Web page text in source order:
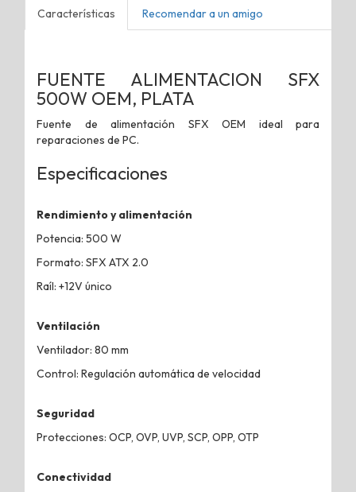
Características Recomendar a un amigo
FUENTE ALIMENTACION SFX
500W OEM, PLATA
Fuente de alimentación SFX OEM ideal para
reparaciones de PC.
Especificaciones
Rendimiento y alimentación
Potencia: 500 W
Formato: SFX ATX 2.0
Raíl: +12V único
Ventilación
Ventilador: 80 mm
Control: Regulación automática de velocidad
Seguridad
Protecciones: OCP, OVP, UVP, SCP, OPP, OTP
Conectividad